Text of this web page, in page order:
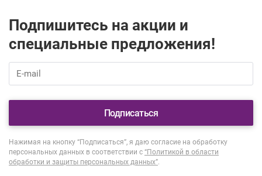
Подпишитесь на акции и
специальные предложения!
Подписаться
Нажимая на кнопку “Подписаться”, я даю согласие на обработку
персональных данных в соответствии с “Политикой в области
обработки и защиты персональных данных”